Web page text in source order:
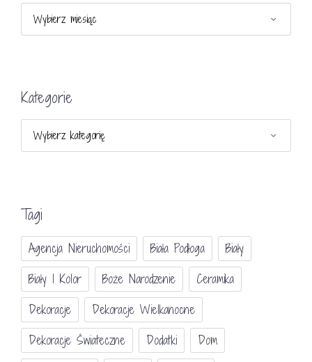
Kategorie
Tagi
Agencja Nieruchomości Biała Podłoga
Biały
Biały I Kolor
Boże Narodzenie
Ceramika
Dekoracje
Dekoracje Wielkanocne
Dekoracje Świateczne
Dodatki
Dom